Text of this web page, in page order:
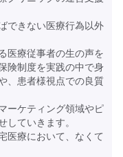
できない医療行為以外
医療従事者の生の声を
険制度を実践の中で身
、患者様視点での良質
ーケティング領域やピ
ていきます。
医療において、なくて